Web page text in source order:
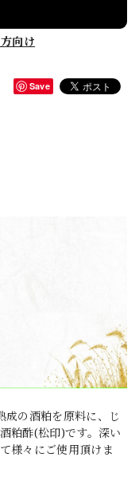
向け
Save
成の酒粕を原料に、じ
粕酢(松印)です。深い
様々にご使用頂けま